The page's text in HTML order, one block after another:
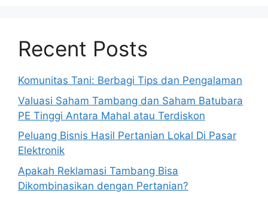
Recent Posts
Komunitas Tani: Berbagi Tips dan Pengalaman
Valuasi Saham Tambang dan Saham Batubara
PE Tinggi Antara Mahal atau Terdiskon
Peluang Bisnis Hasil Pertanian Lokal Di Pasar
Elektronik
Apakah Reklamasi Tambang Bisa
Dikombinasikan dengan Pertanian?